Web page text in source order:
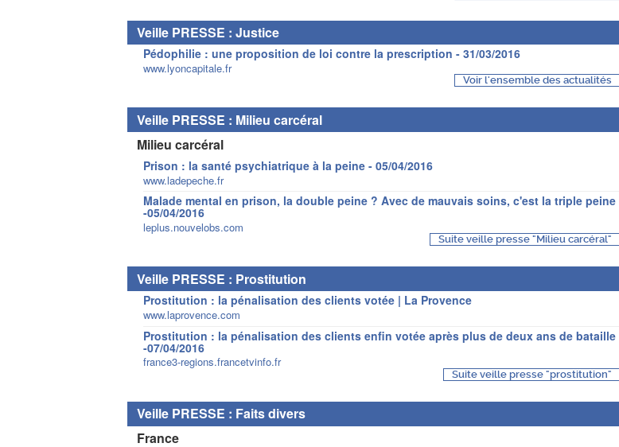
Veille PRESSE : Justice
Pédophilie : une proposition de loi contre la prescription - 31/03/2016
www.lyoncapitale.fr
Voir l'ensemble des actualités
Veille PRESSE : Milieu carcéral
Milieu carcéral
Prison : la santé psychiatrique à la peine - 05/04/2016
www.ladepeche.fr
Malade mental en prison, la double peine ? Avec de mauvais soins, c'est la triple peine
-05/04/2016
leplus.nouvelobs.com
Suite veille presse "Milieu carcéral"
Veille PRESSE : Prostitution
Prostitution : la pénalisation des clients votée | La Provence
www.laprovence.com
Prostitution : la pénalisation des clients enfin votée après plus de deux ans de bataille
-07/04/2016
france3-regions.francetvinfo.fr
Suite veille presse "prostitution"
Veille PRESSE : Faits divers
France